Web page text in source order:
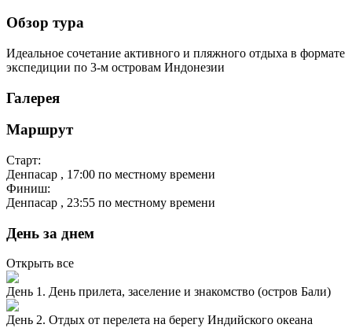
Обзор тура
Идеальное сочетание активного и пляжного отдыха в формате
экспедиции по 3-м островам Индонезии
Галерея
Маршрут
Старт:
Денпасар , 17:00 по местному времени
Финиш:
Денпасар , 23:55 по местному времени
День за днем
Открыть все
День 1. День прилета, заселение и знакомство (остров Бали)
День 2. Отдых от перелета на берегу Индийского океана